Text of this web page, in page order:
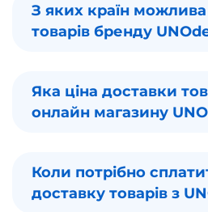
З яких країн
товарів бренду
Яка ціна доставки
онлайн магазину
Коли потрібно
доставку товарів з